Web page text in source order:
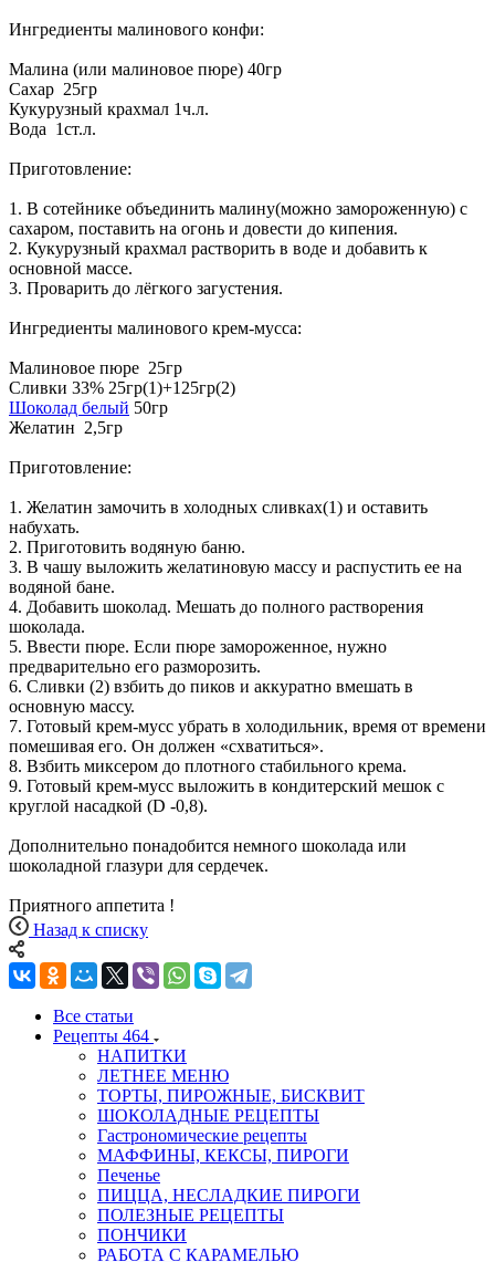
Ингредиенты малинового конфи:
Малина (или малиновое пюре) 40гр
Сахар 25гр
Кукурузный крахмал 1ч.л.
Вода 1ст.л.
Приготовление:
1. В сотейнике объединить малину(можно замороженную) с
сахаром, поставить на огонь и довести до кипения.
2. Кукурузный крахмал растворить в воде и добавить к
основной массе.
3. Проварить до лёгкого загустения.
Ингредиенты малинового крем-мусса:
Малиновое пюре 25гр
Сливки 33% 25гр(1)+125гр(2)
Шоколад белый 50гр
Желатин 2,5гр
Приготовление:
1. Желатин замочить в холодных сливках(1) и оставить
набухать.
2. Приготовить водяную баню.
3. В чашу выложить желатиновую массу и распустить ее на
водяной бане.
4. Добавить шоколад. Мешать до полного растворения
шоколада.
5. Ввести пюре. Если пюре замороженное, нужно
предварительно его разморозить.
6. Сливки (2) взбить до пиков и аккуратно вмешать в
основную массу.
7. Готовый крем-мусс убрать в холодильник, время от времени
помешивая его. Он должен «схватиться».
8. Взбить миксером до плотного стабильного крема.
9. Готовый крем-мусс выложить в кондитерский мешок с
круглой насадкой (D -0,8).
Дополнительно понадобится немного шоколада или
шоколадной глазури для сердечек.
Приятного аппетита !
Назад к списку
Все статьи
Рецепты 464
НАПИТКИ
ЛЕТНЕЕ МЕНЮ
ТОРТЫ, ПИРОЖНЫЕ, БИСКВИТ
ШОКОЛАДНЫЕ РЕЦЕПТЫ
Гастрономические рецепты
МАФФИНЫ, КЕКСЫ, ПИРОГИ
Печенье
ПИЦЦА, НЕСЛАДКИЕ ПИРОГИ
ПОЛЕЗНЫЕ РЕЦЕПТЫ
ПОНЧИКИ
РАБОТА С КАРАМЕЛЬЮ